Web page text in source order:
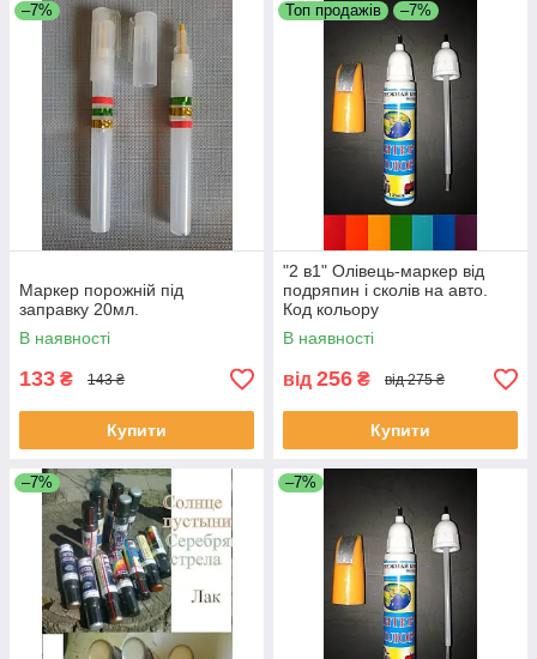
–7%
Маркер порожній під
заправку 20мл.
В наявності
133 ₴ 143 ₴
Купити
Топ продажів –7%
"2 в1" Олівець-маркер від
подряпин і сколів на авто.
Код кольору
ОБОВ'ЯЗКОВИЙ!!!
В наявності
від 256 ₴ від 275 ₴
Купити
–7% –7%